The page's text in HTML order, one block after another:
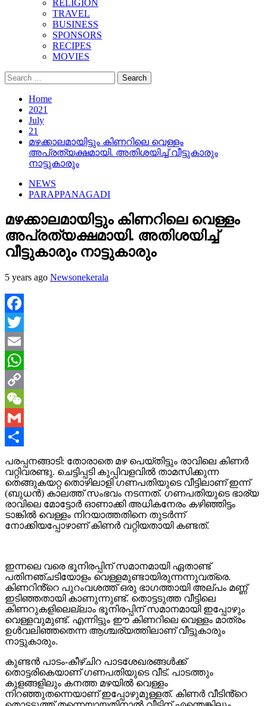
RELIGION
TRAVEL
BUSINESS
SPONSORS
RECIPES
MOVIES
Search
for:
Home
2021
July
21
മഴക്കാലമായിട്ടും കിണറിലെ വെള്ളം
അപ്രത്യക്ഷമായി. അതിശയിച്ച് വീട്ടുകാരും
നാട്ടുകാരും
NEWS
PARAPPANAGADI
മഴക്കാലമായിട്ടും കിണറിലെ വെള്ളം
അപ്രത്യക്ഷമായി. അതിശയിച്ച്
വീട്ടുകാരും നാട്ടുകാരും
5 years ago Newsonekerala
Facebook
Twitter
Email
WhatsApp
Copy
Link
WeChat
Gmail
പരപ്പനങ്ങാടി: തോരാതെ മഴ പെയ്തിട്ടും രാവിലെ കിണർ
വറ്റിവരണ്ടു. ചെട്ടിപ്പടി കുപ്പിവളവിൽ താമസിക്കുന്ന
തെങ്ങുകയറ്റ തൊഴിലാളി ഗണപതിയുടെ വീട്ടിലാണ് ഇന്ന്
(ബുധൻ) കാലത്ത് സംഭവം നടന്നത്. ഗണപതിയുടെ ഭാര്യ
രാവിലെ മോട്ടോർ ഓണാക്കി അധികനേരം കഴിഞ്ഞിട്ടം
ടാങ്കിൽ വെള്ളം നിറയാത്തതിനെ തുടർന്ന്
നോക്കിയപ്പോഴാണ് കിണർ വറ്റിയതായി കണ്ടത്.
ഇന്നലെ വരെ ഭൂനിരപ്പിന് സമാനമായി ഏതാണ്ട്
പതിനഞ്ചടിയോളം വെള്ളമുണ്ടായിരുന്നന്നുവത്രെ.
കിണറിൻ്റെ പുറംവശത്ത് ഒരു ഭാഗത്തായി അല്പം മണ്ണ്
ഇടിഞ്ഞതായി കാണുന്നുണ്ട്. തൊട്ടടുത്ത വീട്ടിലെ
കിണറുകളിലെല്ലാം ഭൂനിരപ്പിന് സമാനമായി ഇപ്പോഴും
വെള്ളവുമുണ്ട്. എന്നിട്ടും ഈ കിണറിലെ വെള്ളം മാത്രം
ഉൾവലിഞ്ഞതെന്ന ആശ്ചര്യത്തിലാണ് വീട്ടുകാരും
നാട്ടുകാരും.
കുണ്ടൻ പാടം-കീഴ്ചിറ പാടശേഖരങ്ങൾക്ക്
തൊട്ടരികെയാണ് ഗണപതിയുടെ വീട്. പാടത്തും
കുളങ്ങളിലും കനത്ത മഴയിൽ വെള്ളം
നിറഞ്ഞുതന്നെയാണ് ഇപ്പോഴുമുള്ളത്. കിണർ വീടിൻ്റെ